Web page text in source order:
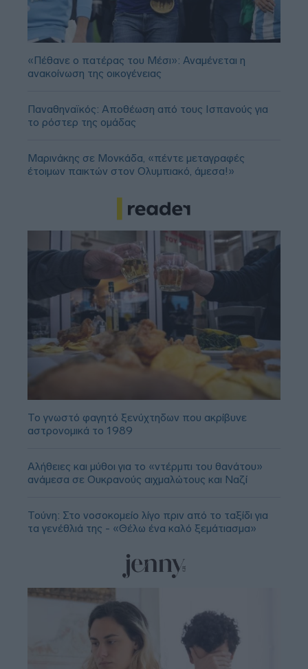
«Πέθανε ο πατέρας του Μέσι»: Αναμένεται η
ανακοίνωση της οικογένειας
Παναθηναϊκός: Αποθέωση από τους Ισπανούς για
το ρόστερ της ομάδας
Μαρινάκης σε Μονκάδα, «πέντε μεταγραφές
έτοιμων παικτών στον Ολυμπιακό, άμεσα!»
Το γνωστό φαγητό ξενύχτηδων που ακρίβυνε
αστρονομικά το 1989
Αλήθειες και μύθοι για το «ντέρμπι του θανάτου»
ανάμεσα σε Ουκρανούς αιχμαλώτους και Ναζί
Τούνη: Στο νοσοκομείο λίγο πριν από το ταξίδι για
τα γενέθλιά της - «Θέλω ένα καλό ξεμάτιασμα»